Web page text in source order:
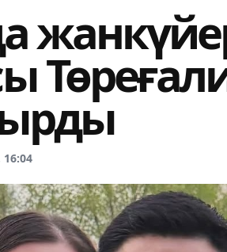
Төреғали
16:04